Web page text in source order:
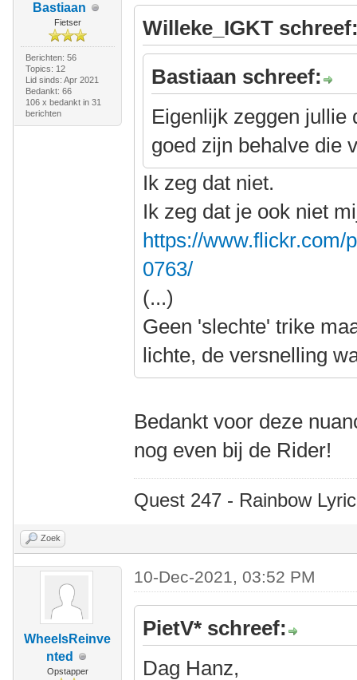
Bastiaan
Fietser
Berichten: 56
Topics: 12
Lid sinds: Apr 2021
Bedankt: 66
106 x bedankt in 31
berichten
Willeke_IGKT
Bastiaan schreef:
Eigenlijk zeggen jullie
goed zijn behalve die
Ik zeg dat niet.
Ik zeg dat je ook niet
https://www.flickr.com/
0763/
(...)
Geen 'slechte' trike
lichte, de versnelling
Bedankt voor deze
nog even bij de Rider!
Quest 247 - Rainbow
Zoek
WheelsReinve
nted
Opstapper
10-Dec-2021, 03:52 PM
PietV* schreef:
Dag Hanz,